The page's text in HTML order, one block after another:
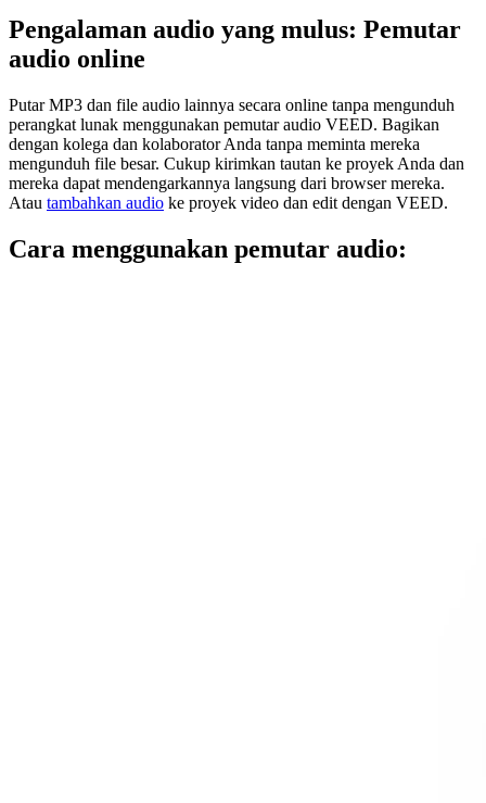
Pengalaman audio yang mulus: Pemutar
audio online
Putar MP3 dan file audio lainnya secara online tanpa mengunduh
perangkat lunak menggunakan pemutar audio VEED. Bagikan
dengan kolega dan kolaborator Anda tanpa meminta mereka
mengunduh file besar. Cukup kirimkan tautan ke proyek Anda dan
mereka dapat mendengarkannya langsung dari browser mereka.
Atau tambahkan audio ke proyek video dan edit dengan VEED.
Cara menggunakan pemutar audio: